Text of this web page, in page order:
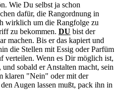
Wie Du selbst ja schon
dafür, die Rangordnung in
wirklich um die Rangfolge zu
zu bekommen. DU bist der
machen. Bis er das kapiert und
die Stellen mit Essig oder Parfüm
verteilen. Wenn es Dir möglich ist,
sobald er Anstalten macht, sein
klaren "Nein" oder mit der
Augen lassen mußt, pack ihn in